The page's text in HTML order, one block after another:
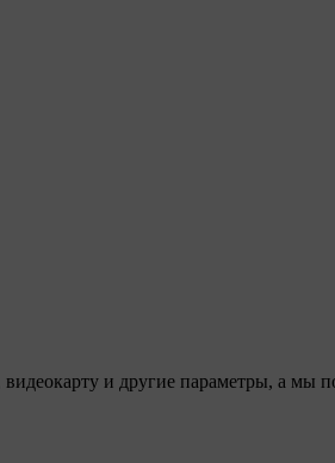
и другие параметры, а мы